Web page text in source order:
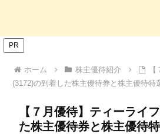
PR
ホーム 株主優待紹介
(3172)の到着した株主優待券と株主優待特
【７月優待】ティーライ
た株主優待券と株主優待